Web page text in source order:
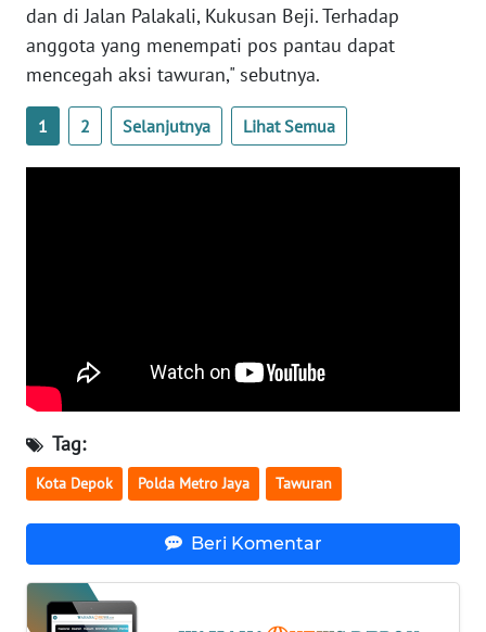
dan di Jalan Palakali, Kukusan Beji. Terhadap
anggota yang menempati pos pantau dapat
mencegah aksi tawuran," sebutnya.
1 2 Selanjutnya Lihat Semua
Tag:
Kota Depok Polda Metro Jaya Tawuran
Beri Komentar
WN
JOGJA
WN
WN
KALTENG
WN
KALTARA
KALSEL
WN